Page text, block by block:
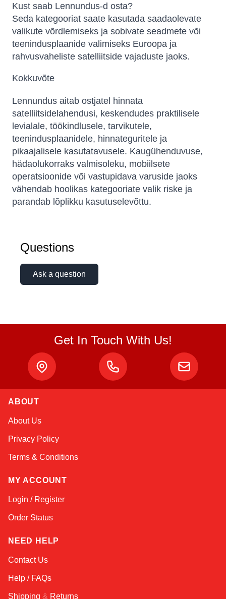
Kust saab Lennundus-d osta?
Seda kategooriat saate kasutada saadaolevate
valikute võrdlemiseks ja sobivate seadmete või
teenindusplaanide valimiseks Euroopa ja
rahvusvaheliste satelliitside vajaduste jaoks.
Kokkuvõte
Lennundus aitab ostjatel hinnata
satelliitsidelahendusi, keskendudes praktilisele
levialale, töökindlusele, tarvikutele,
teenindusplaanidele, hinnateguritele ja
pikaajalisele kasutatavusele. Kaugühenduvuse,
hädaolukorraks valmisoleku, mobiilsete
operatsioonide või vastupidava varuside jaoks
vähendab hoolikas kategooriate valik riske ja
parandab lõplikku kasutuselevõttu.
Questions
Ask a question
Get In Touch With Us!
ABOUT
About Us
Privacy Policy
Terms & Conditions
MY ACCOUNT
Login / Register
Order Status
NEED HELP
Contact Us
Help / FAQs
Shipping & Returns